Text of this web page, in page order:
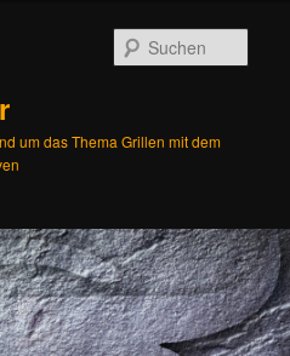
um das Thema Grillen mit dem